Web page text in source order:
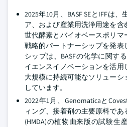
2025年10月、BASF SEとIFFは
ア、および産業用洗浄用途を
世代酵素とバイオベースポリ
戦略的パートナーシップを発表
シップは、BASFの化学に関す
イエンスイノベーションを活用
大規模に持続可能なソリュー
しています。
2022年1月、Genomaticaと
ィング、接着剤の主要原料で
(HMDA)の植物由来版の試験生